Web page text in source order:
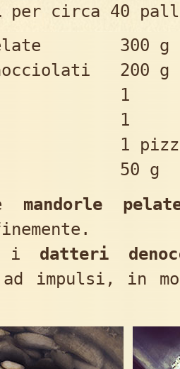
per circa 40
pelate 300 g
200 g
1
1
50 g
mandorle
i datteri
ad impulsi, in